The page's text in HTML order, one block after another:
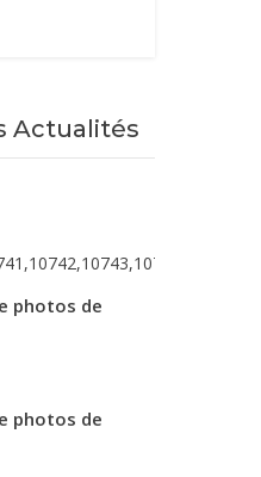
Actualités
photos de
photos de